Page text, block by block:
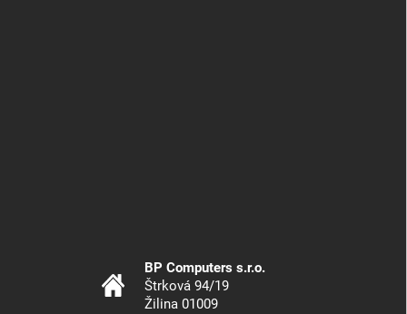
BP Computers s.r.o.
Štrková 94/19
Žilina 01009